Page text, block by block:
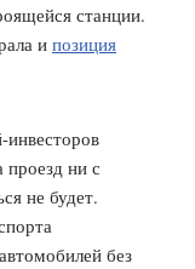
станции.
и позиция
проезд ни с
не будет.
без